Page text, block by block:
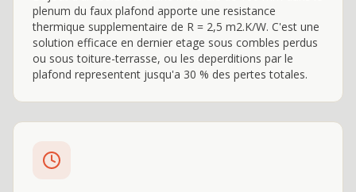
plenum du faux plafond apporte une resistance
thermique supplementaire de R = 2,5 m2.K/W. C'est une
solution efficace en dernier etage sous combles perdus
ou sous toiture-terrasse, ou les deperditions par le
plafond representent jusqu'a 30 % des pertes totales.